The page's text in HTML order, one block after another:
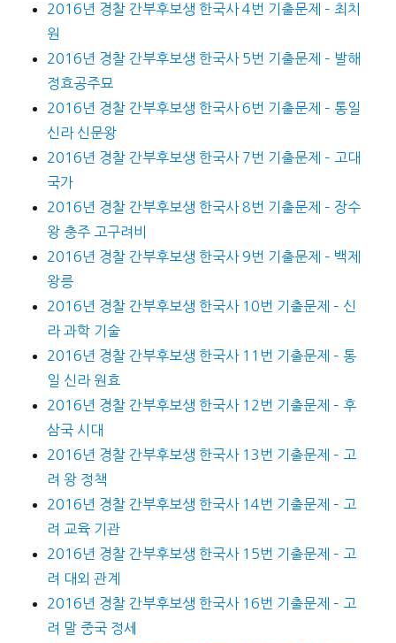
2016년 경찰 간부후보생 한국사 4번 기출문제 – 최치
원
2016년 경찰 간부후보생 한국사 5번 기출문제 – 발해
정효공주묘
2016년 경찰 간부후보생 한국사 6번 기출문제 – 통일
신라 신문왕
2016년 경찰 간부후보생 한국사 7번 기출문제 – 고대
국가
2016년 경찰 간부후보생 한국사 8번 기출문제 – 장수
왕 충주 고구려비
2016년 경찰 간부후보생 한국사 9번 기출문제 – 백제
왕릉
2016년 경찰 간부후보생 한국사 10번 기출문제 – 신
라 과학 기술
2016년 경찰 간부후보생 한국사 11번 기출문제 – 통
일 신라 원효
2016년 경찰 간부후보생 한국사 12번 기출문제 – 후
삼국 시대
2016년 경찰 간부후보생 한국사 13번 기출문제 – 고
려 왕 정책
2016년 경찰 간부후보생 한국사 14번 기출문제 – 고
려 교육 기관
2016년 경찰 간부후보생 한국사 15번 기출문제 – 고
려 대외 관계
2016년 경찰 간부후보생 한국사 16번 기출문제 – 고
려 말 중국 정세